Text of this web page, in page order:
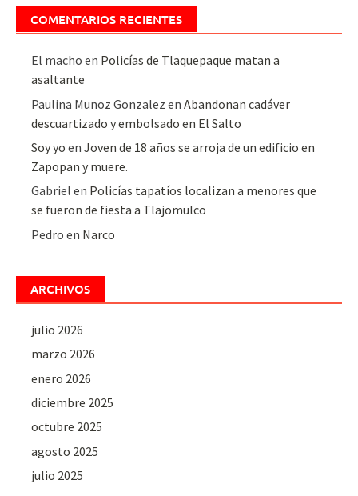
COMENTARIOS RECIENTES
El macho en Policías de Tlaquepaque matan a
asaltante
Paulina Munoz Gonzalez enAbandonan cadáver
descuartizado y embolsado en El Salto
Soy yo enJoven de 18 años se arroja de un edificio en
Zapopan y muere.
Gabriel en Policías tapatíos localizan a menores que
se fueron de fiesta a Tlajomulco
Pedro en Narco
ARCHIVOS
julio 2026
marzo 2026
enero 2026
diciembre 2025
octubre 2025
agosto 2025
julio 2025